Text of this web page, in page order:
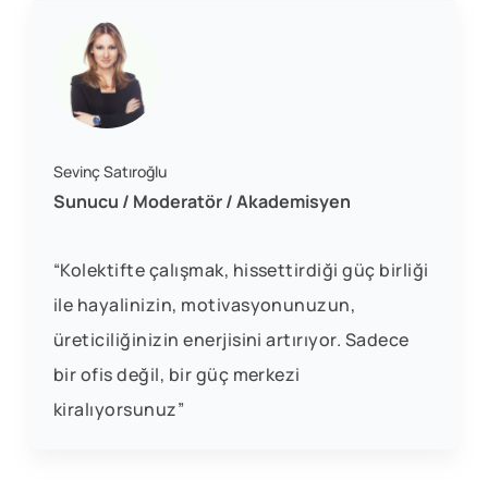
Sevinç Satıroğlu
Sunucu / Moderatör / Akademisyen
“Kolektifte çalışmak, hissettirdiği güç birliği
ile hayalinizin, motivasyonunuzun,
üreticiliğinizin enerjisini artırıyor. Sadece
bir ofis değil, bir güç merkezi
kiralıyorsunuz”